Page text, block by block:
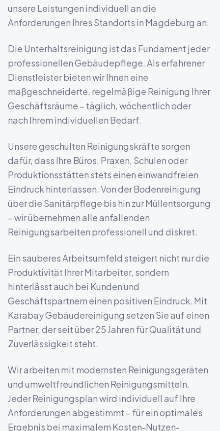
unsere Leistungen individuell an die
Anforderungen Ihres Standorts in Magdeburg an.
Die Unterhaltsreinigung ist das Fundament jeder
professionellen Gebäudepflege. Als erfahrener
Dienstleister bieten wir Ihnen eine
maßgeschneiderte, regelmäßige Reinigung Ihrer
Geschäftsräume – täglich, wöchentlich oder
nach Ihrem individuellen Bedarf.
Unsere geschulten Reinigungskräfte sorgen
dafür, dass Ihre Büros, Praxen, Schulen oder
Produktionsstätten stets einen einwandfreien
Eindruck hinterlassen. Von der Bodenreinigung
über die Sanitärpflege bis hin zur Müllentsorgung
– wir übernehmen alle anfallenden
Reinigungsarbeiten professionell und diskret.
Ein sauberes Arbeitsumfeld steigert nicht nur die
Produktivität Ihrer Mitarbeiter, sondern
hinterlässt auch bei Kunden und
Geschäftspartnern einen positiven Eindruck. Mit
Karabay Gebäudereinigung setzen Sie auf einen
Partner, der seit über 25 Jahren für Qualität und
Zuverlässigkeit steht.
Wir arbeiten mit modernsten Reinigungsgeräten
und umweltfreundlichen Reinigungsmitteln.
Jeder Reinigungsplan wird individuell auf Ihre
Anforderungen abgestimmt – für ein optimales
Ergebnis bei maximalem Kosten-Nutzen-